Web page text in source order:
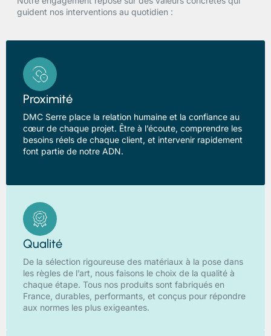
guident nos interventions au quotidien :
Proximité
DMC Serre place la relation humaine et la confiance au
cœur de chaque projet. Être à l’écoute, comprendre les
besoins réels de chaque client, et intervenir rapidement
font partie de notre ADN.
Qualité
De la sélection rigoureuse des matériaux à la pose dans
les règles de l’art, nous faisons le choix de la qualité à
chaque étape. Tous nos produits sont fabriqués en
France, durables, performants, et conçus pour répondre
aux normes les plus exigeantes.